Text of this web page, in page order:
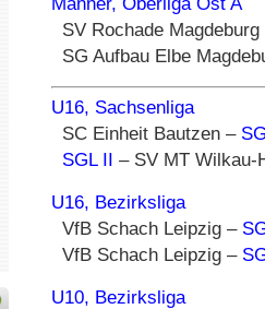
SV Rochade
SG Aufbau Elbe
U16, Sachsenliga
SC Einheit Bautzen –
SGL II – SV MT Wilkau-
U16, Bezirksliga
VfB Schach Leipzig –
VfB Schach Leipzig –
U10, Bezirksliga